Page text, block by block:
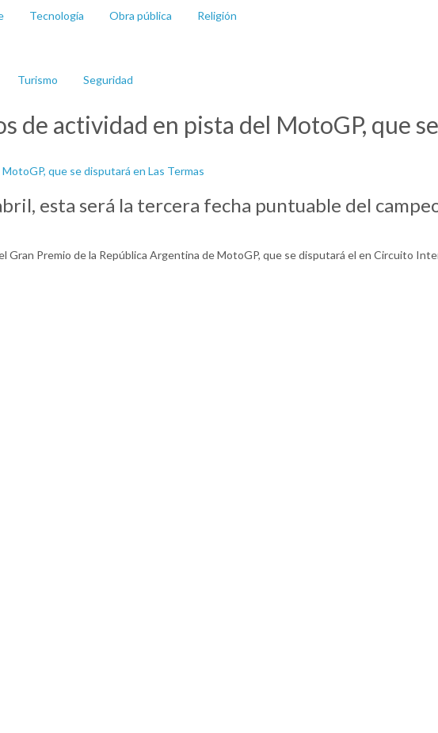
Tecnología Obra pública Religión
Turismo Seguridad
de actividad en pista del MotoGP, que
esta será la tercera fecha puntuable del
Gran Premio de la República Argentina de MotoGP, que se disputará el en Circuito